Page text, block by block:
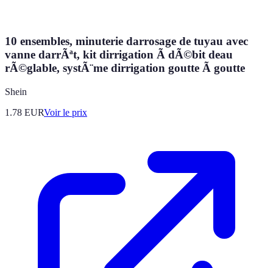
10 ensembles, minuterie darrosage de tuyau avec
vanne darrÃªt, kit dirrigation Ã dÃ©bit deau
rÃ©glable, systÃ¨me dirrigation goutte Ã goutte
Shein
1.78 EURVoir le prix